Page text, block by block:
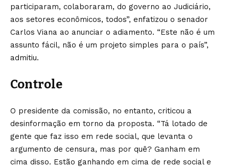
participaram, colaboraram, do governo ao Judiciário,
aos setores econômicos, todos”, enfatizou o senador
Carlos Viana ao anunciar o adiamento. “Este não é um
assunto fácil, não é um projeto simples para o país”,
admitiu.
Controle
O presidente da comissão, no entanto, criticou a
desinformação em torno da proposta. “Tá lotado de
gente que faz isso em rede social, que levanta o
argumento de censura, mas por quê? Ganham em
cima disso. Estão ganhando em cima de rede social e